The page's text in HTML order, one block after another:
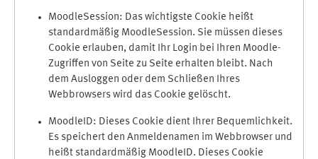
MoodleSession: Das wichtigste Cookie heißt
standardmäßig MoodleSession. Sie müssen dieses
Cookie erlauben, damit Ihr Login bei Ihren Moodle-
Zugriffen von Seite zu Seite erhalten bleibt. Nach
dem Ausloggen oder dem Schließen Ihres
Webbrowsers wird das Cookie gelöscht.
MoodleID: Dieses Cookie dient Ihrer Bequemlichkeit.
Es speichert den Anmeldenamen im Webbrowser und
heißt standardmäßig MoodleID. Dieses Cookie